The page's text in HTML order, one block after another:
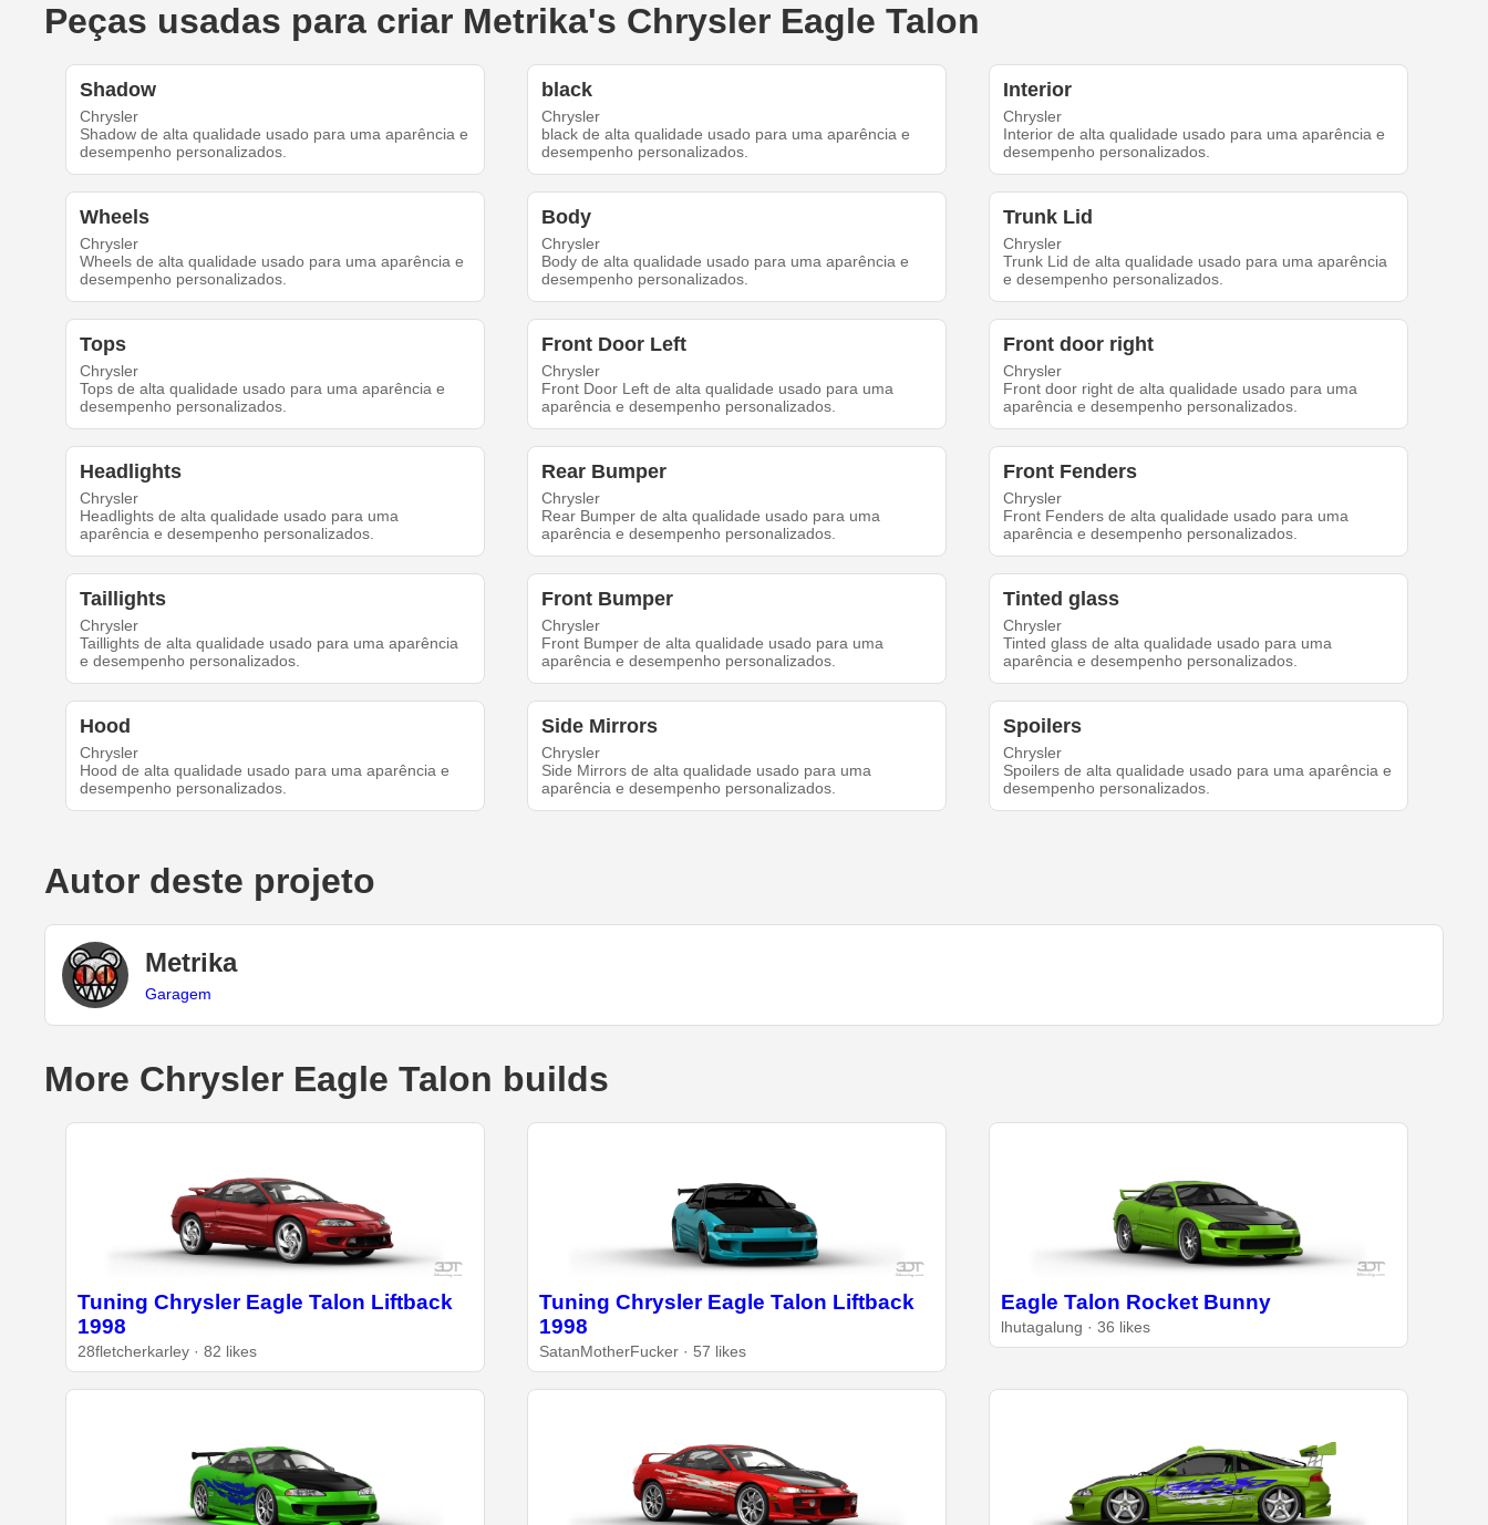
Peças usadas para criar Metrika's Chrysler Eagle Talon
Shadow
Chrysler
Shadow de alta qualidade usado para uma aparência e
desempenho personalizados.
black
Chrysler
black de alta qualidade usado para uma aparência e
desempenho personalizados.
Interior
Chrysler
Interior de alta qualidade usado para uma aparência e
desempenho personalizados.
Wheels
Chrysler
Wheels de alta qualidade usado para uma aparência e
desempenho personalizados.
Body
Chrysler
Body de alta qualidade usado para uma aparência e
desempenho personalizados.
Trunk Lid
Chrysler
Trunk Lid de alta qualidade usado para uma aparência
e desempenho personalizados.
Tops
Chrysler
Tops de alta qualidade usado para uma aparência e
desempenho personalizados.
Front Door Left
Chrysler
Front Door Left de alta qualidade usado para uma
aparência e desempenho personalizados.
Front door right
Chrysler
Front door right de alta qualidade usado para uma
aparência e desempenho personalizados.
Headlights
Chrysler
Headlights de alta qualidade usado para uma
aparência e desempenho personalizados.
Rear Bumper
Chrysler
Rear Bumper de alta qualidade usado para uma
aparência e desempenho personalizados.
Front Fenders
Chrysler
Front Fenders de alta qualidade usado para uma
aparência e desempenho personalizados.
Taillights
Chrysler
Taillights de alta qualidade usado para uma aparência
e desempenho personalizados.
Front Bumper
Chrysler
Front Bumper de alta qualidade usado para uma
aparência e desempenho personalizados.
Tinted glass
Chrysler
Tinted glass de alta qualidade usado para uma
aparência e desempenho personalizados.
Hood
Chrysler
Hood de alta qualidade usado para uma aparência e
desempenho personalizados.
Side Mirrors
Chrysler
Side Mirrors de alta qualidade usado para uma
aparência e desempenho personalizados.
Spoilers
Chrysler
Spoilers de alta qualidade usado para uma aparência e
desempenho personalizados.
Autor deste projeto
Metrika
Garagem
More Chrysler Eagle Talon builds
Tuning Chrysler Eagle Talon Liftback
1998
28fletcherkarley · 82 likes
Tuning Chrysler Eagle Talon Liftback
1998
SatanMotherFucker · 57 likes
Eagle Talon Rocket Bunny
lhutagalung · 36 likes